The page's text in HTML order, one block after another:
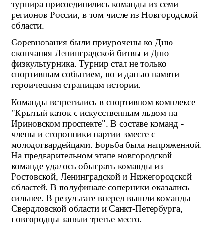
турнира присоединились команды из семи
регионов России, в том числе из Новгородской
области.
Соревнования были приурочены ко Дню
окончания Ленинградской битвы и Дню
физкультурника. Турнир стал не только
спортивным событием, но и данью памяти
героическим страницам истории.
Команды встретились в спортивном комплексе
"Крытый каток с искусственным льдом на
Ириновском проспекте". В составе команд -
члены и сторонники партии вместе с
молодогвардейцами. Борьба была напряженной.
На предварительном этапе новгородской
команде удалось обыграть команды из
Ростовской, Ленинградской и Нижегородской
областей. В полуфинале соперники оказались
сильнее. В результате вперед вышли команды
Свердловской области и Санкт-Петербурга,
новгородцы заняли третье место.